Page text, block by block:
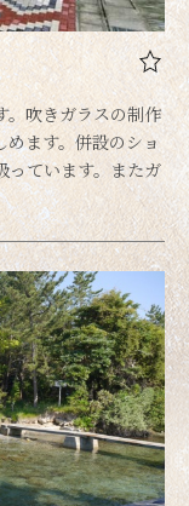
。吹きガラスの制作
めます。併設のショ
っています。またガ